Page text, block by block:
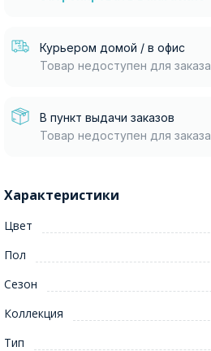
Курьером домой / в офис
Товар недоступен для заказа
В пункт выдачи заказов
Товар недоступен для заказа
Характеристики
Цвет
Пол
Сезон
Коллекция
Тип